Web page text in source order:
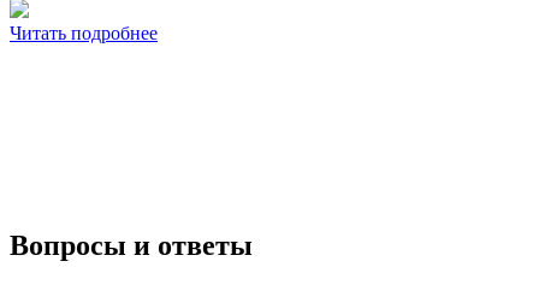
Читать подробнее
Вопросы и ответы